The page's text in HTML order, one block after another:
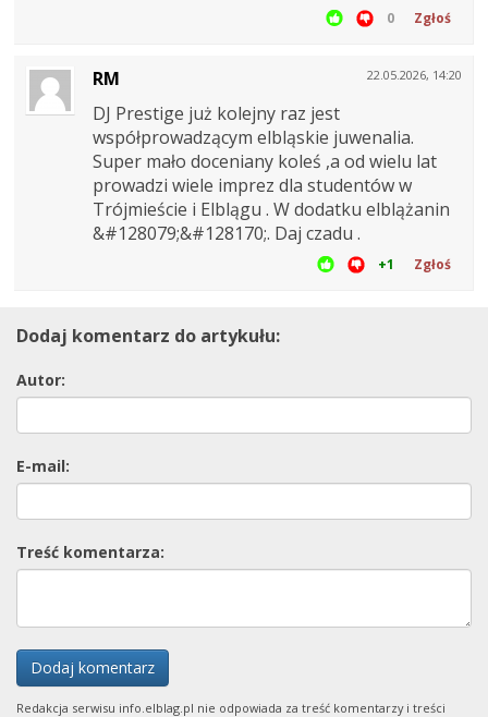
0 Zgłoś
22.05.2026, 14:20
RM
DJ Prestige już kolejny raz jest
współprowadzącym elbląskie juwenalia.
Super mało doceniany koleś ,a od wielu lat
prowadzi wiele imprez dla studentów w
Trójmieście i Elblągu . W dodatku elblążanin
&#128079;&#128170;. Daj czadu .
+1 Zgłoś
Dodaj komentarz do artykułu:
Autor:
E-mail:
Treść komentarza:
Dodaj komentarz
Redakcja serwisu info.elblag.pl nie odpowiada za treść komentarzy i treści